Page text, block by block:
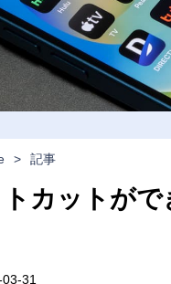
> 記事
カットがで
31